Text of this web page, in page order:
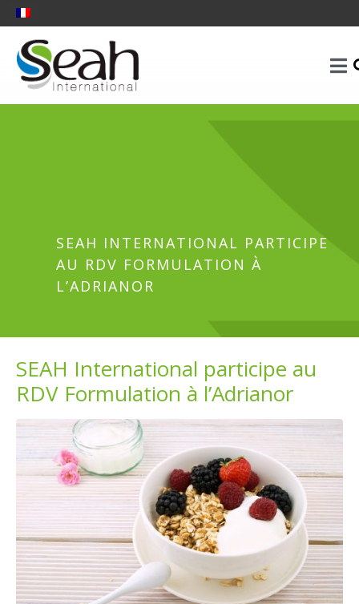
SEAH INTERNATIONAL PARTICIPE
AU RDV FORMULATION À
L’ADRIANOR
SEAH International participe au
RDV Formulation à l’Adrianor